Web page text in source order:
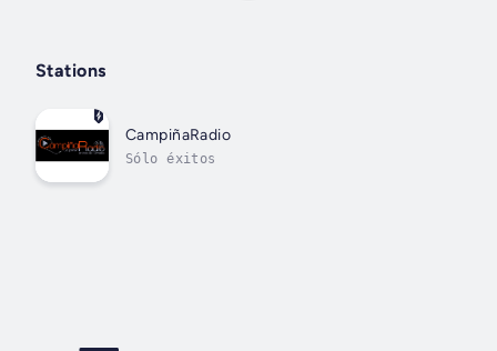
Stations
CampiñaRadio
Sólo éxitos